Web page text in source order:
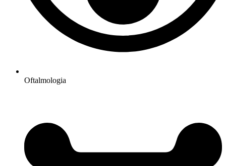
Oftalmologia